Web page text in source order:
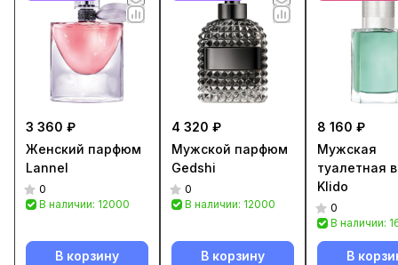
3 360 ₽
Женский парфюм
Lannel
0
В наличии: 12000
В корзину
4 320 ₽
Мужской парфюм
Gedshi
0
В наличии: 12000
В корзину
8 160 ₽
Мужская
туалетная
Klido
0
В наличии:
В